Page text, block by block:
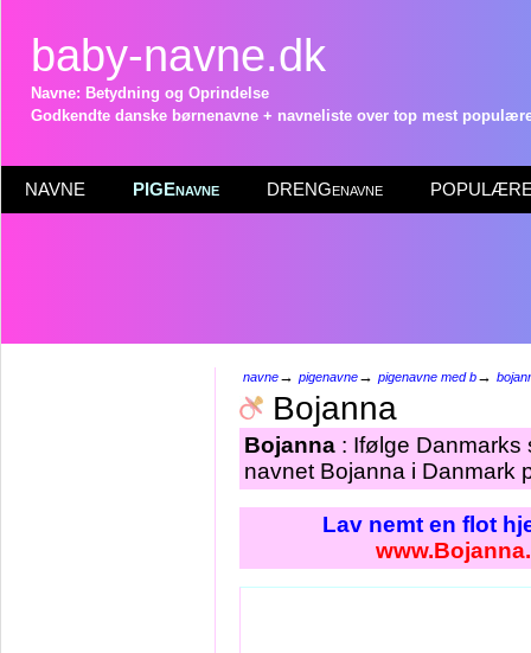
baby-navne.dk
Navne: Betydning og Oprindelse
Godkendte danske børnenavne + navneliste over top mest
NAVNE PIGEnavne DRENGenavne POPULÆRE
navne→ pigenavne→ pigenavne med b→
Bojanna
Bojanna : Ifølge Danmarks
navnet Bojanna i Danmark
Lav nemt en flot